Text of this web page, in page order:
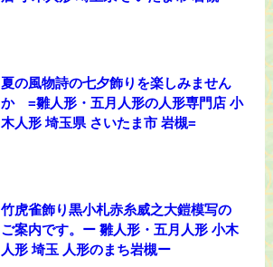
夏の風物詩の七夕飾りを楽しみません
か =雛人形・五月人形の人形専門店 小
木人形 埼玉県 さいたま市 岩槻=
竹虎雀飾り黒小札赤糸威之大鎧模写の
ご案内です。ー 雛人形・五月人形 小木
人形 埼玉 人形のまち岩槻ー